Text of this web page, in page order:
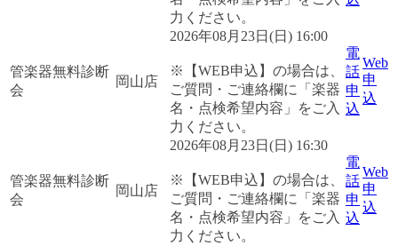
力ください。
管楽器無料診断
会
岡山店
2026年08月23日(日) 16:00
※【WEB申込】の場合は、
ご質問・ご連絡欄に「楽器
名・点検希望内容」をご入
力ください。
電
話
申
込
Web
申
込
管楽器無料診断
会
岡山店
2026年08月23日(日) 16:30
※【WEB申込】の場合は、
ご質問・ご連絡欄に「楽器
名・点検希望内容」をご入
力ください。
電
話
申
込
Web
申
込